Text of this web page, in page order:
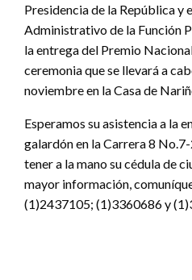
Presidencia de la República y
Administrativo de la Función
la entrega del Premio
ceremonia que se llevará a
noviembre en la Casa de
Esperamos su asistencia a la
galardón en la Carrera 8
tener a la mano su cédula de
mayor información,
(1)2437105; (1)3360686 y